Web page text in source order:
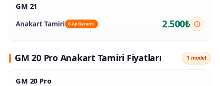
GM 21
Anakart Tamiri 6 Ay Garanti 2.500₺
GM 20 Pro Anakart Tamiri Fiyatları 1 model
GM 20 Pro